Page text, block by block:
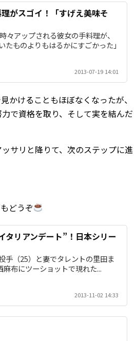
がスゴイ！「すげえ美味そ
アップされる彼女の手料理が、
ものよりもはるかにすごかった」
2013-07-19 14:01
かけることもほぼなくなったが、
で資格を取り、そして実を結んだ
サリと降りて、次のステップに進
どうぞ
タリアンデート”！日本シリー
手（25）と妻でタレントの里田ま
布にツーショットで現れた...
2013-11-02 14:33